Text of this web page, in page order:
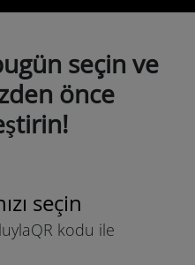
seçin ve
önce
seçin
QR kodu ile